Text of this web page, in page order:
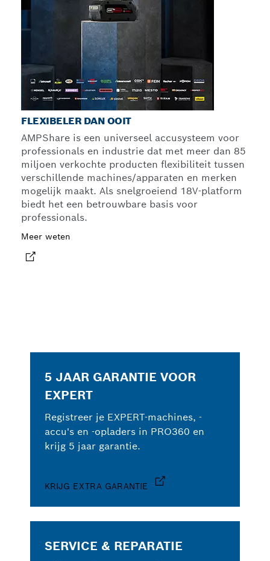
FLEXIBELER DAN OOIT
AMPShare is een universeel accusysteem voor
professionals en industrie dat met meer dan 85
miljoen verkochte producten flexibiliteit tussen
verschillende machines/apparaten en merken
mogelijk maakt. Als snelgroeiend 18V-platform
biedt het een betrouwbare basis voor
professionals.
Meer weten
5 JAAR GARANTIE VOOR
EXPERT
Registreer je EXPERT-machines, -
accu's en -opladers in PRO360 en
krijg 5 jaar garantie.
KRIJG EXTRA GARANTIE
SERVICE & REPARATIE